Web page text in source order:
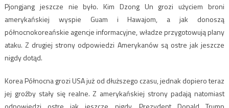
Pjongjang jeszcze nie było. Kim Dzong Un grozi użyciem broni
amerykańskiej wyspie Guam i Hawajom, a jak donoszą
północnokoreańskie agencje informacyjne, władze przygotowują plany
ataku. Z drugiej strony odpowiedzi Amerykanów są ostre jak jeszcze
nigdy dotąd.
Korea Północna grozi USA już od dłuższego czasu, jednak dopiero teraz
jej groźby stały się realne. Z amerykańskiej strony padają natomiast